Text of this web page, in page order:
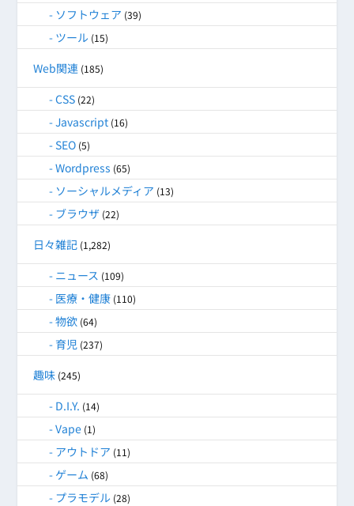
ソフトウェア (39)
ツール (15)
Web関連 (185)
CSS (22)
Javascript (16)
SEO (5)
Wordpress (65)
ソーシャルメディア (13)
ブラウザ (22)
日々雑記 (1,282)
ニュース (109)
医療・健康 (110)
物欲 (64)
育児 (237)
趣味 (245)
D.I.Y. (14)
Vape (1)
アウトドア (11)
ゲーム (68)
プラモデル (28)